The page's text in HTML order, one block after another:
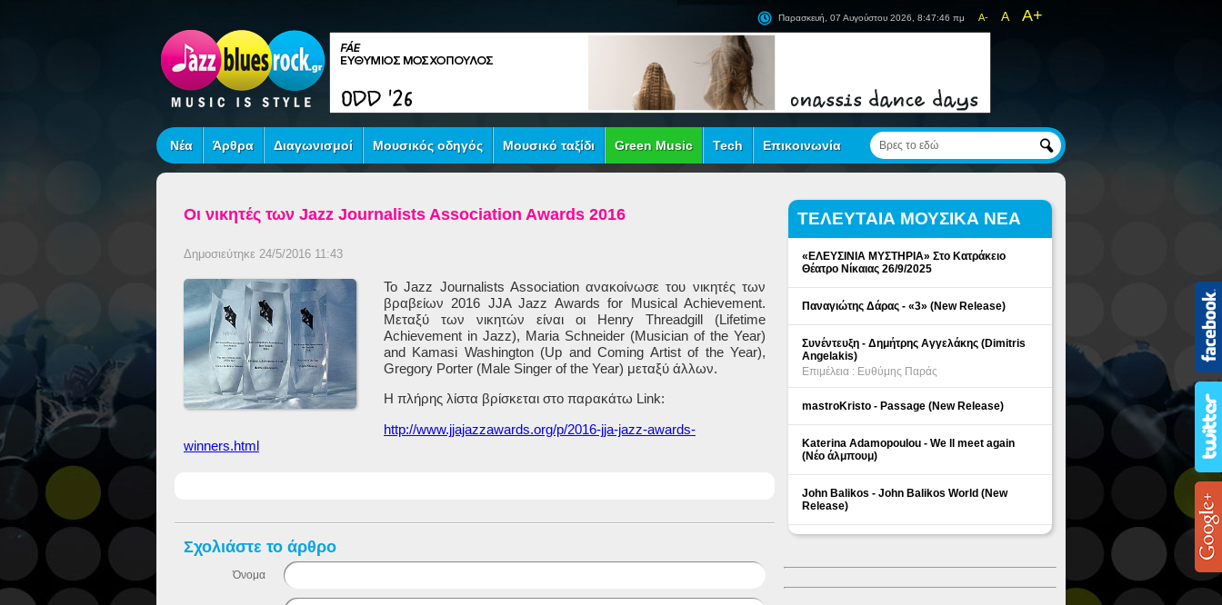
A- A A+
Παρασκευή, 07 Αυγούστου 2026, 8:47:46 πμ
Νέα Άρθρα Διαγωνισμοί Μουσικός οδηγός Μουσικό ταξίδι Green Music Tech Επικοινωνία
Οι νικητές των Jazz Journalists Association Awards 2016
Δημοσιεύτηκε 24/5/2016 11:43
ΤοJazz Journalists Associationανακοίνωσε του νικητές των
βραβείων 2016 JJA Jazz Awards for Musical Achievement.
Μεταξύ των νικητών είναι οι Henry Threadgill (Lifetime
Achievement in Jazz), Maria Schneider (Musician of the Year)
and Kamasi Washington (Up and Coming Artist of the Year),
Gregory Porter (Male Singer of the Year) μεταξύ άλλων.
Η πλήρης λίστα βρίσκεται στο παρακάτω Link:
http://www.jjajazzawards.org/p/2016-jja-jazz-awards-
winners.html
Σχολιάστε το άρθρο
Όνομα
ΤΕΛΕΥΤΑΙΑ ΜΟΥΣΙΚΑ ΝΕΑ
«ΕΛΕΥΣΙΝΙΑ ΜΥΣΤΗΡΙΑ» Στο Κατράκειο
Θέατρο Νίκαιας 26/9/2025
Παναγιώτης Δάρας - «3» (New Release)
Συνέντευξη - Δημήτρης Αγγελάκης (Dimitris
Angelakis)
Επιμέλεια : Ευθύμης Παράς
mastroKristo - Passage (New Release)
Katerina Adamopoulou - We ll meet again
(Νέο άλμπουμ)
John Balikos - John Balikos World (New
Release)